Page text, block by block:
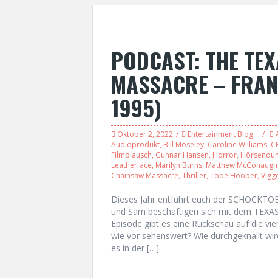
PODCAST: THE
MASSACRE –
1995)
Oktober 2, 2022 Entertainment Blog
Audioprodukt, Bill Moseley, Caroline Williams,
Filmplausch, Gunnar Hansen, Horror,
Leatherface, Marilyn Burns, Matthew
Chainsaw Massacre, Thriller, Tobe Hooper,
Dieses Jahr entführt euch der
und Sam beschäftigen sich mit dem
Episode gibt es eine Rückschau auf die
wie vor sehenswert? Wie durchgeknallt
es in der […]